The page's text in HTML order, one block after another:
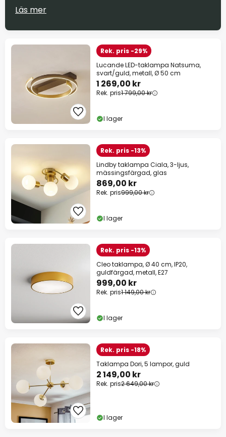
Läs mer
Rek. pris -29%
Lucande LED-taklampa Natsuma,
svart/guld, metall, Ø 50 cm
1 269,00 kr
Rek. pris1 799,00 kr
I lager
Rek. pris -13%
Lindby taklampa Ciala, 3-ljus,
mässingsfärgad, glas
869,00 kr
Rek. pris999,00 kr
I lager
Rek. pris -13%
Cleo taklampa, Ø 40 cm, IP20,
guldfärgad, metall, E27
999,00 kr
Rek. pris1 149,00 kr
I lager
Rek. pris -18%
Taklampa Dori, 5 lampor, guld
2 149,00 kr
Rek. pris2 649,00 kr
I lager